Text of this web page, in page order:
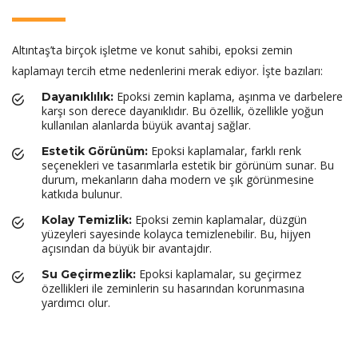
Altıntaş’ta birçok işletme ve konut sahibi, epoksi zemin
kaplamayı tercih etme nedenlerini merak ediyor. İşte bazıları:
Dayanıklılık: Epoksi zemin kaplama, aşınma ve darbelere
karşı son derece dayanıklıdır. Bu özellik, özellikle yoğun
kullanılan alanlarda büyük avantaj sağlar.
Estetik Görünüm: Epoksi kaplamalar, farklı renk
seçenekleri ve tasarımlarla estetik bir görünüm sunar. Bu
durum, mekanların daha modern ve şık görünmesine
katkıda bulunur.
Kolay Temizlik: Epoksi zemin kaplamalar, düzgün
yüzeyleri sayesinde kolayca temizlenebilir. Bu, hijyen
açısından da büyük bir avantajdır.
Su Geçirmezlik: Epoksi kaplamalar, su geçirmez
özellikleri ile zeminlerin su hasarından korunmasına
yardımcı olur.